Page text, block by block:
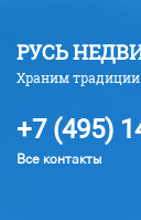
РУСЬ
Храним
+7 (495)
Все контакты